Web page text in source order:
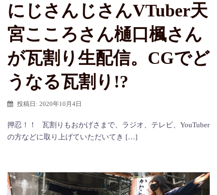
にじさんじさんVTuber天
宮こころさん樋口楓さん
が瓦割り生配信。CGでど
うなる瓦割り!?
投稿日: 2020年10月4日
押忍！！ 瓦割りもおかげさまで、ラジオ、テレビ、YouTuber
の方などに取り上げていただいてき […]